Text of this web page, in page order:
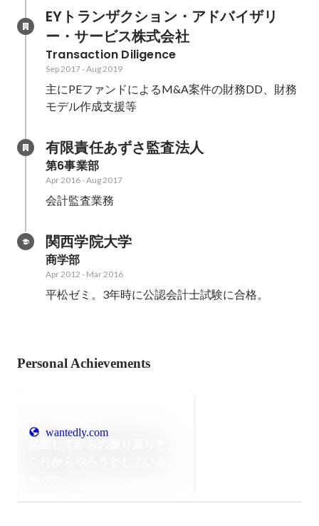
EYトランザクション・アドバイザリ
ー・サービス株式会社
Transaction Diligence
Sep 2017-Aug 2019
主にPEファンドによるM&A案件の財務DD、財務
モデル作成支援等
有限責任あずさ監査法人
第6事業部
Apr 2016-Aug 2017
会計監査業務
関西学院大学
商学部
Apr 2012 - Mar 2016
平松ゼミ。3年時に公認会計士試験に合格。
Personal Achievements
wantedly.com